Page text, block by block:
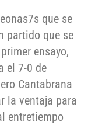
que se
partido que se
ensayo,
el 7-0 de
Cantabrana
la ventaja para
entretiempo